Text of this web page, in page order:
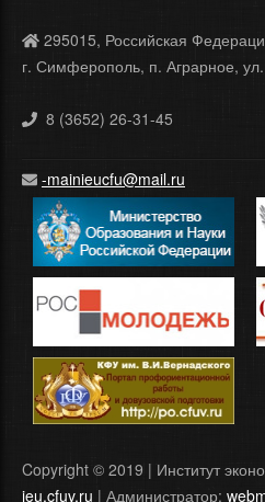
295015, Российская
г. Симферополь, п. Аграрное,
8 (3652) 26-31-45
-mainieucfu@mail.ru
Copyright © 2019 | Институт
ieu.cfuv.ru | Администратор: